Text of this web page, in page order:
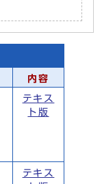
内容
テキス
ト版
テキス